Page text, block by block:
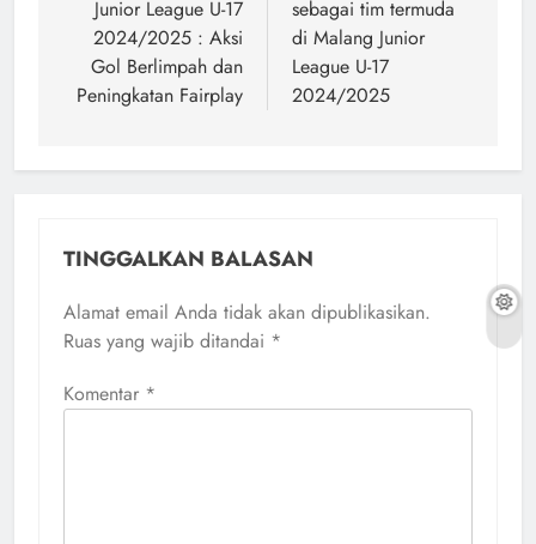
Junior League U-17
2024/2025 : Aksi
Gol Berlimpah dan
Peningkatan Fairplay
sebagai tim termuda
di Malang Junior
League U-17
2024/2025
TINGGALKAN BALASAN
Alamat email Anda tidak akan dipublikasikan.
Ruas yang wajib ditandai *
Komentar *